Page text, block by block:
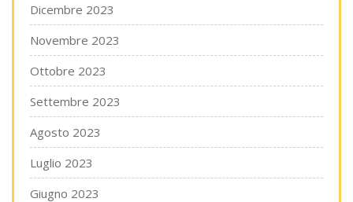
Dicembre 2023
Novembre 2023
Ottobre 2023
Settembre 2023
Agosto 2023
Luglio 2023
Giugno 2023